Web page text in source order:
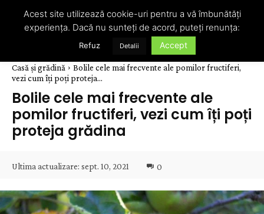
Casă și grădină
Bolile cele mai frecvente ale pomilor fructiferi,
vezi cum îți poți proteja...
Bolile cele mai frecvente ale
pomilor fructiferi, vezi cum îți poți
proteja grădina
Ultima actualizare: sept. 10, 2021 0
Acest site utilizează cookie-uri pentru a vă îmbunătăți
experiența. Dacă nu sunteți de acord, puteți renunța:
Refuz Detalii Accept